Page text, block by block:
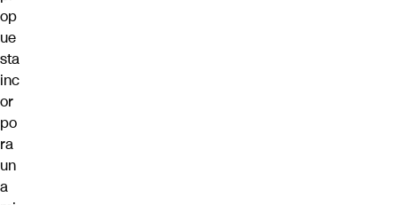
op
ue
sta
inc
or
po
ra
un
a